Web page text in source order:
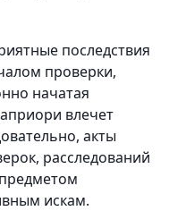
последствия
проверки,
начатая
влечет
акты
расследований
искам.